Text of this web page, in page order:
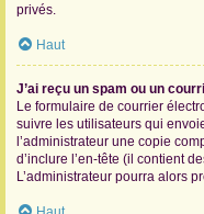
privés.
Haut
J’ai reçu un spam ou un
Le formulaire de courrier
suivre les utilisateurs qui
l’administrateur une copie
d’inclure l’en-tête (il contient
L’administrateur pourra alors